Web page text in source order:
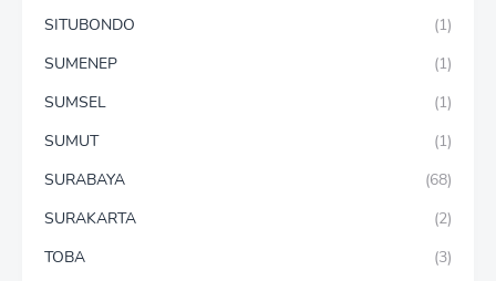
SITUBONDO
(1)
SUMENEP
(1)
SUMSEL
(1)
SUMUT
(1)
SURABAYA
(68)
SURAKARTA
(2)
TOBA
(3)